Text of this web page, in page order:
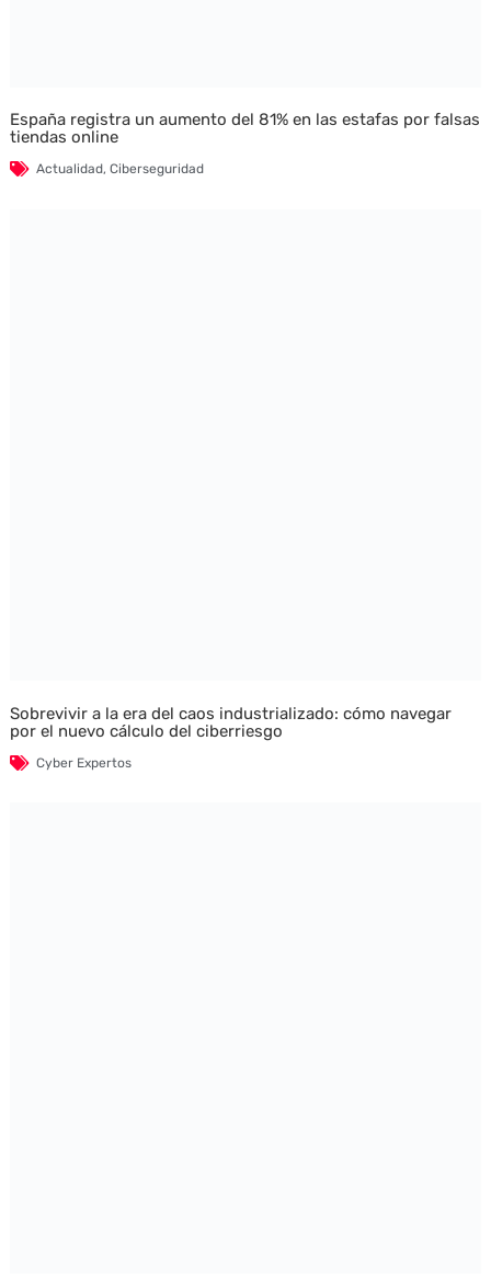
España registra un aumento del 81% en las estafas por falsas
tiendas online
Actualidad, Ciberseguridad
Sobrevivir a la era del caos industrializado: cómo navegar
por el nuevo cálculo del ciberriesgo
Cyber Expertos